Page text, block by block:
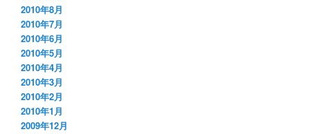
2010年8月
2010年7月
2010年6月
2010年5月
2010年4月
2010年3月
2010年2月
2010年1月
2009年12月